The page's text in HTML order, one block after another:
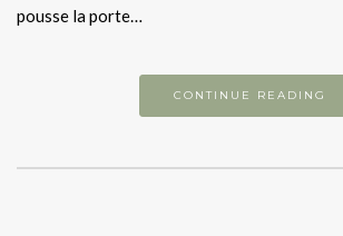
pousse la porte…
CONTINUE READING